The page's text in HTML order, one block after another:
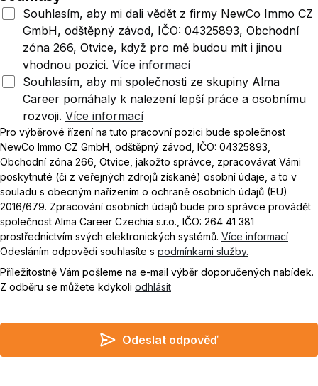
Souhlasím, aby mi dali vědět z firmy NewCo Immo CZ
GmbH, odštěpný závod, IČO: 04325893, Obchodní
zóna 266, Otvice, když pro mě budou mít i jinou
vhodnou pozici. Více informací
Souhlasím, aby mi společnosti ze skupiny Alma
Career pomáhaly k nalezení lepší práce a osobnímu
rozvoji. Více informací
Pro výběrové řízení na tuto pracovní pozici bude společnost
NewCo Immo CZ GmbH, odštěpný závod, IČO: 04325893,
Obchodní zóna 266, Otvice, jakožto správce, zpracovávat Vámi
poskytnuté (či z veřejných zdrojů získané) osobní údaje, a to v
souladu s obecným nařízením o ochraně osobních údajů (EU)
2016/679. Zpracování osobních údajů bude pro správce provádět
společnost Alma Career Czechia s.r.o., IČO: 264 41 381
prostřednictvím svých elektronických systémů. Více informací
Odesláním odpovědi souhlasíte s podmínkami služby.
Příležitostně Vám pošleme na e-mail výběr doporučených nabídek.
Z odběru se můžete kdykoli odhlásit
Odeslat odpověď